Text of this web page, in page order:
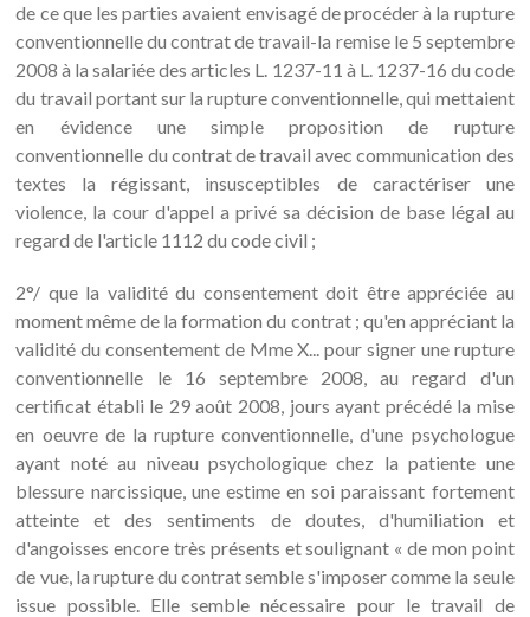
de ce que les parties avaient envisagé de procéder à la rupture
conventionnelle du contrat de travail-la remise le 5 septembre
2008 à la salariée des articles L. 1237-11 à L. 1237-16 du code
du travail portant sur la rupture conventionnelle, qui mettaient
en évidence une simple proposition de rupture
conventionnelle du contrat de travail avec communication des
textes la régissant, insusceptibles de caractériser une
violence, la cour d'appel a privé sa décision de base légal au
regard de l'article 1112 du code civil ;
2°/ que la validité du consentement doit être appréciée au
moment même de la formation du contrat ; qu'en appréciant la
validité du consentement de Mme X... pour signer une rupture
conventionnelle le 16 septembre 2008, au regard d'un
certificat établi le 29 août 2008, jours ayant précédé la mise
en oeuvre de la rupture conventionnelle, d'une psychologue
ayant noté au niveau psychologique chez la patiente une
blessure narcissique, une estime en soi paraissant fortement
atteinte et des sentiments de doutes, d'humiliation et
d'angoisses encore très présents et soulignant « de mon point
de vue, la rupture du contrat semble s'imposer comme la seule
issue possible. Elle semble nécessaire pour le travail de